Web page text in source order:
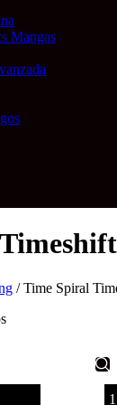
Mangas
/ Time Spiral